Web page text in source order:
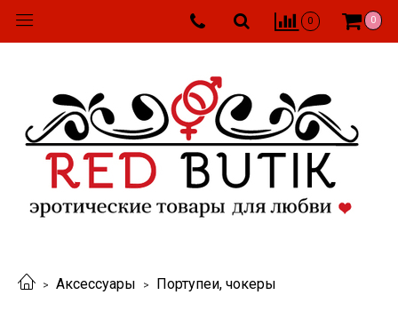
0 0
Аксессуары Портупеи, чокеры